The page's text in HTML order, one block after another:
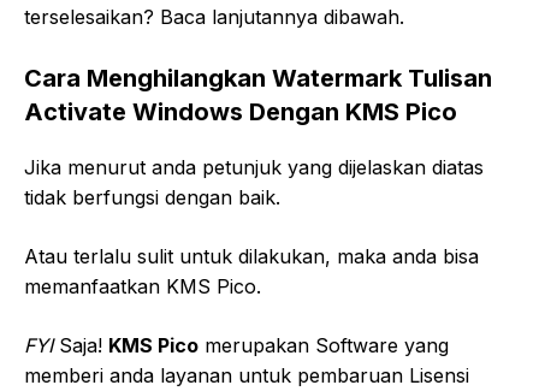
terselesaikan? Baca lanjutannya dibawah.
Cara Menghilangkan Watermark Tulisan
Activate Windows Dengan KMS Pico
Jika menurut anda petunjuk yang dijelaskan diatas
tidak berfungsi dengan baik.
Atau terlalu sulit untuk dilakukan, maka anda bisa
memanfaatkan KMS Pico.
FYI Saja! KMS Pico merupakan Software yang
memberi anda layanan untuk pembaruan Lisensi